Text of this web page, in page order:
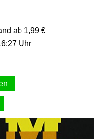
ab 1,99 €
Uhr